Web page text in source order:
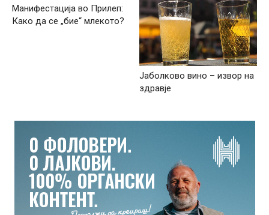
Манифестација во Прилеп:
Како да се „бие“ млекото?
Јаболково вино – извор на
здравје